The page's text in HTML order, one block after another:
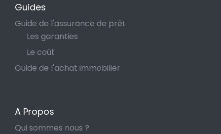
Guides
Guide de l'assurance de prêt
Les garanties
Le coût
Guide de l'achat immobilier
A Propos
Qui sommes nous ?